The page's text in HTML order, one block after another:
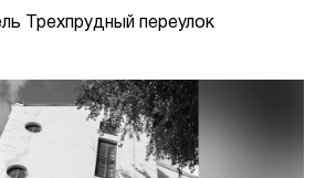
Трехпрудный переулок